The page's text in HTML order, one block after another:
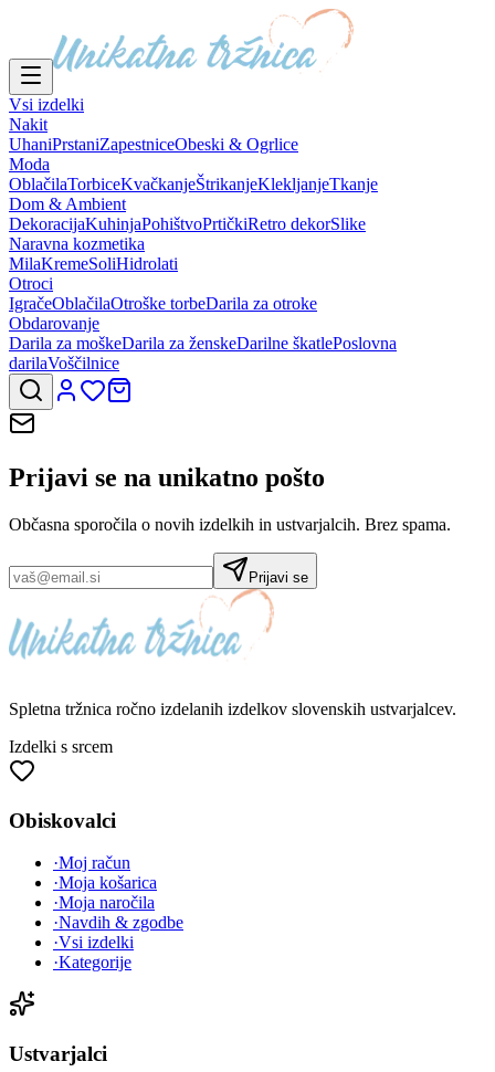
Vsi izdelki
Nakit
UhaniPrstaniZapestniceObeski & Ogrlice
Moda
OblačilaTorbiceKvačkanjeŠtrikanjeKlekljanjeTkanje
Dom & Ambient
DekoracijaKuhinjaPohištvoPrtičkiRetro dekorSlike
Naravna kozmetika
MilaKremeSoliHidrolati
Otroci
IgračeOblačilaOtroške torbeDarila za otroke
Obdarovanje
Darila za moškeDarila za ženskeDarilne škatlePoslovna
darilaVoščilnice
Prijavi se na unikatno pošto
Občasna sporočila o novih izdelkih in ustvarjalcih. Brez spama.
Prijavi se
Spletna tržnica ročno izdelanih izdelkov slovenskih ustvarjalcev.
Izdelki s srcem
Obiskovalci
·Moj račun
·Moja košarica
·Moja naročila
·Navdih & zgodbe
·Vsi izdelki
·Kategorije
Ustvarjalci